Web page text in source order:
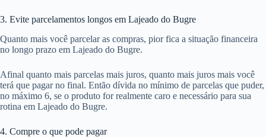
3. Evite parcelamentos longos em Lajeado do Bugre
Quanto mais você parcelar as compras, pior fica a situação financeira
no longo prazo em Lajeado do Bugre.
Afinal quanto mais parcelas mais juros, quanto mais juros mais você
terá que pagar no final. Então dívida no mínimo de parcelas que puder,
no máximo 6, se o produto for realmente caro e necessário para sua
rotina em Lajeado do Bugre.
4. Compre o que pode pagar